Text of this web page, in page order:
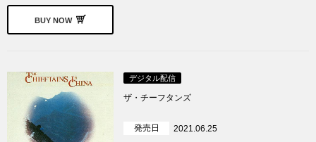
BUY NOW
デジタル配信
ザ・チーフタンズ
発売日 2021.06.25